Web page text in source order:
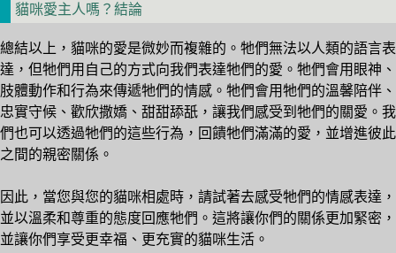
貓咪愛主人嗎？結論
總結以上，貓咪的愛是微妙而複雜的。牠們無法以人類的語言表
達，但牠們用自己的方式向我們表達牠們的愛。牠們會用眼神、
肢體動作和行為來傳遞牠們的情感。牠們會用牠們的溫馨陪伴、
忠實守候、歡欣撒嬌、甜甜舔舐，讓我們感受到牠們的關愛。我
們也可以透過牠們的這些行為，回饋牠們滿滿的愛，並增進彼此
之間的親密關係。
因此，當您與您的貓咪相處時，請試著去感受牠們的情感表達，
並以溫柔和尊重的態度回應牠們。這將讓你們的關係更加緊密，
並讓你們享受更幸福、更充實的貓咪生活。